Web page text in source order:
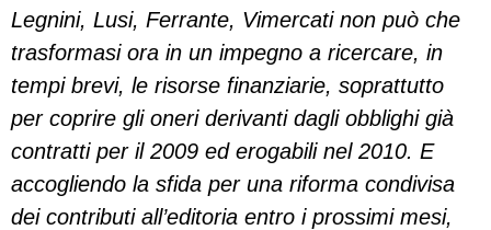
Legnini, Lusi, Ferrante, Vimercati non può che
trasformasi ora in un impegno a ricercare, in
tempi brevi, le risorse finanziarie, soprattutto
per coprire gli oneri derivanti dagli obblighi già
contratti per il 2009 ed erogabili nel 2010. E
accogliendo la sfida per una riforma condivisa
dei contributi all’editoria entro i prossimi mesi,